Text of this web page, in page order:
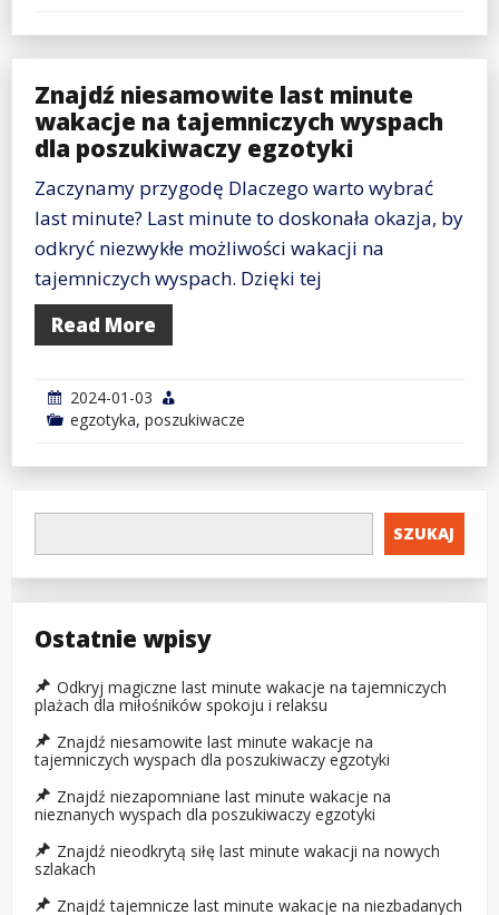
Znajdź niesamowite last minute
wakacje na tajemniczych wyspach
dla poszukiwaczy egzotyki
Zaczynamy przygodę Dlaczego warto wybrać
last minute? Last minute to doskonała okazja, by
odkryć niezwykłe możliwości wakacji na
tajemniczych wyspach. Dzięki tej
Read More
2024-01-03
egzotyka, poszukiwacze
SZUKAJ
Ostatnie wpisy
Odkryj magiczne last minute wakacje na tajemniczych
plażach dla miłośników spokoju i relaksu
Znajdź niesamowite last minute wakacje na
tajemniczych wyspach dla poszukiwaczy egzotyki
Znajdź niezapomniane last minute wakacje na
nieznanych wyspach dla poszukiwaczy egzotyki
Znajdź nieodkrytą siłę last minute wakacji na nowych
szlakach
Znajdź tajemnicze last minute wakacje na niezbadanych